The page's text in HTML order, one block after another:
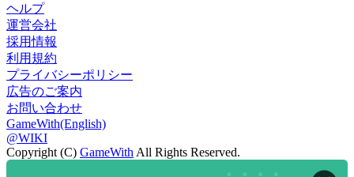
ヘルプ
運営会社
採用情報
利用規約
プライバシーポリシー
広告のご案内
お問い合わせ
GameWith(English)
@WIKI
Copyright (C) GameWith All Rights Reserved.